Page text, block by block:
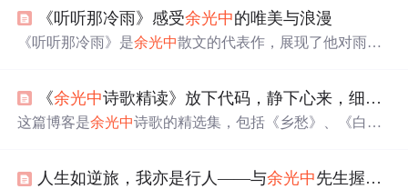
《听听那冷雨》感受余光中的唯美与浪漫
《听听那冷雨》是余光中散文的代表作，展现了他对雨的
文学造诣和广阔兴趣。从‘万里长城’的古朴沧桑到‘南半球
的冬天’的遥远想象，再到‘听听那冷雨’的诗意氛围，每一
等，展示了余光中 对生活和文化的独特洞察。
《余光中诗歌精读》放下代码，静下心来，细细品读
这篇博客是余光中诗歌的精选集，包括《乡愁》、《白
界。透过文字，读者可以感受到余光中对生活、历史和文
人生如逆旅，我亦是行人——与余光中先生握一次手（一）